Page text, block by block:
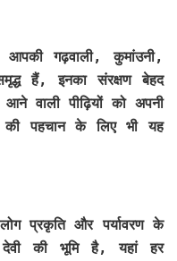
आपकी गढ़वाली, कुमांउनी,
हैं, इनका संरक्षण बेहद
वाली पीढ़ियों को अपनी
की पहचान के लिए भी यह
प्रकृति और पर्यावरण के
देवी की भूमि है, यहां हर